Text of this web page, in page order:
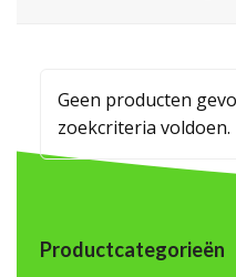
Geen producten
zoekcriteria voldoen.
Productcategorieën